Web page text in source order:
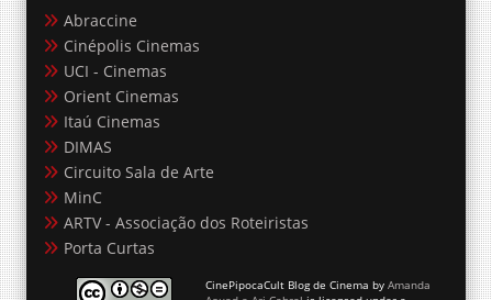
Abraccine
Cinépolis Cinemas
UCI - Cinemas
Orient Cinemas
Itaú Cinemas
DIMAS
Circuito Sala de Arte
MinC
ARTV - Associação dos Roteiristas
Porta Curtas
Aouad e Ari Cabralis licensed under a